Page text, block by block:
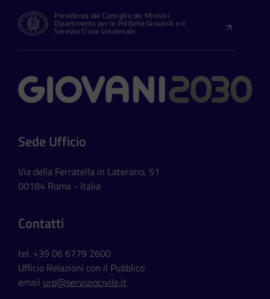
Presidenza del Consiglio dei Ministri
Dipartimento per le Politiche Giovanili e il
Servizio Civile Universale
Contatti
Sede Ufficio
Via della Ferratella in Laterano, 51
00184 Roma - Italia
Contatti
tel. +39 06 6779 2600
Ufficio Relazioni con il Pubblico
email urp@serviziocivile.it